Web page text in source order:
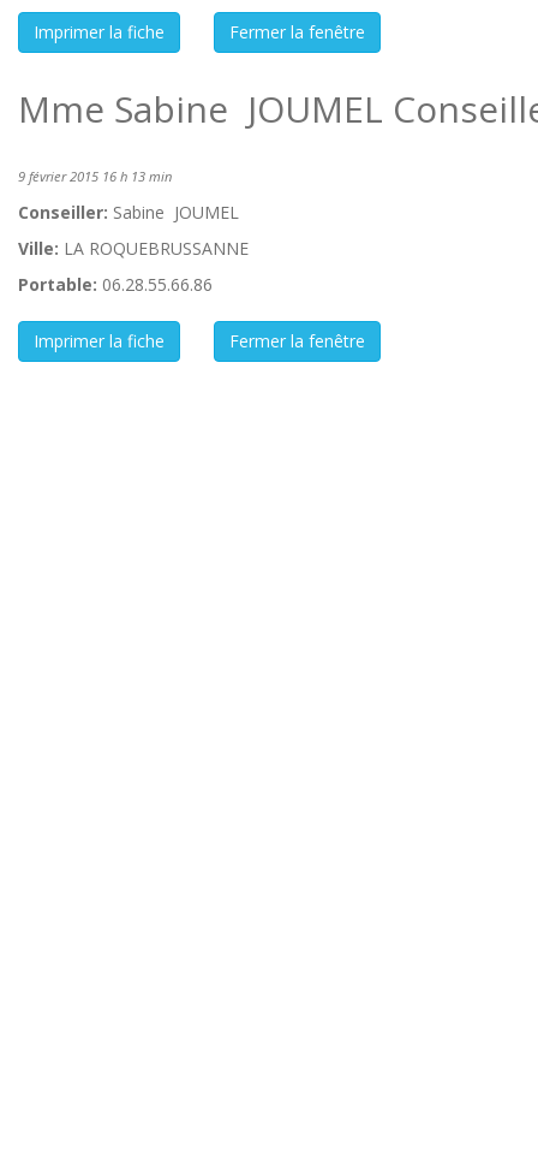
Mme Sabine JOUMEL
9 février 2015 16 h 13 min
Conseiller: Sabine JOUMEL
Ville: LA ROQUEBRUSSANNE
Portable: 06.28.55.66.86